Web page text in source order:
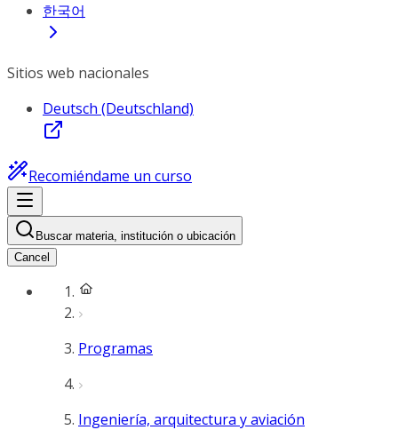
한국어
Sitios web nacionales
Deutsch (Deutschland)
Recomiéndame un curso
Buscar materia, institución o ubicación
Cancel
Programas
Ingeniería, arquitectura y aviación